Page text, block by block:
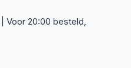
Voor 20:00 besteld,